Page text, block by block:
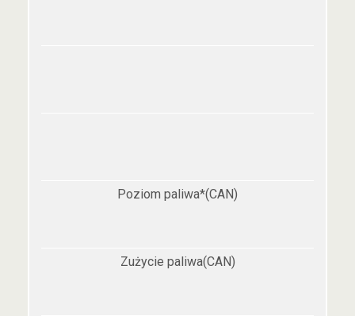
Poziom paliwa*(CAN)
Zużycie paliwa(CAN)